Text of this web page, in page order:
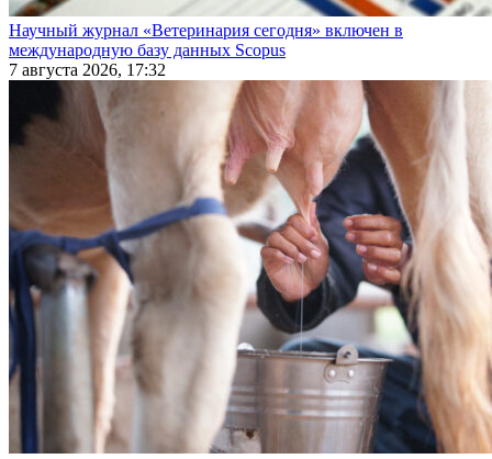
Научный журнал «Ветеринария сегодня» включен в
международную базу данных Scopus
7 августа 2026, 17:32